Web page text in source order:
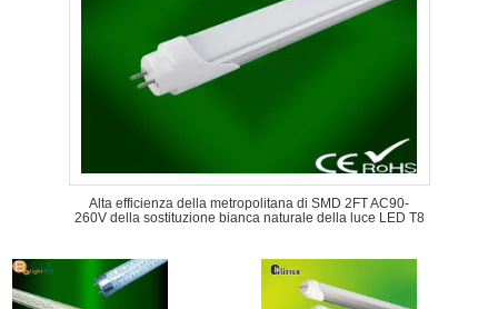
Alta efficienza della metropolitana di SMD 2FT AC90-
260V della sostituzione bianca naturale della luce LED T8